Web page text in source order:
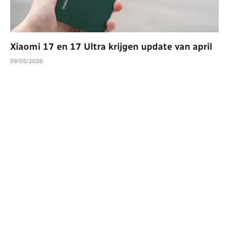
Xiaomi 17 en 17 Ultra krijgen update van april
09/05/2026